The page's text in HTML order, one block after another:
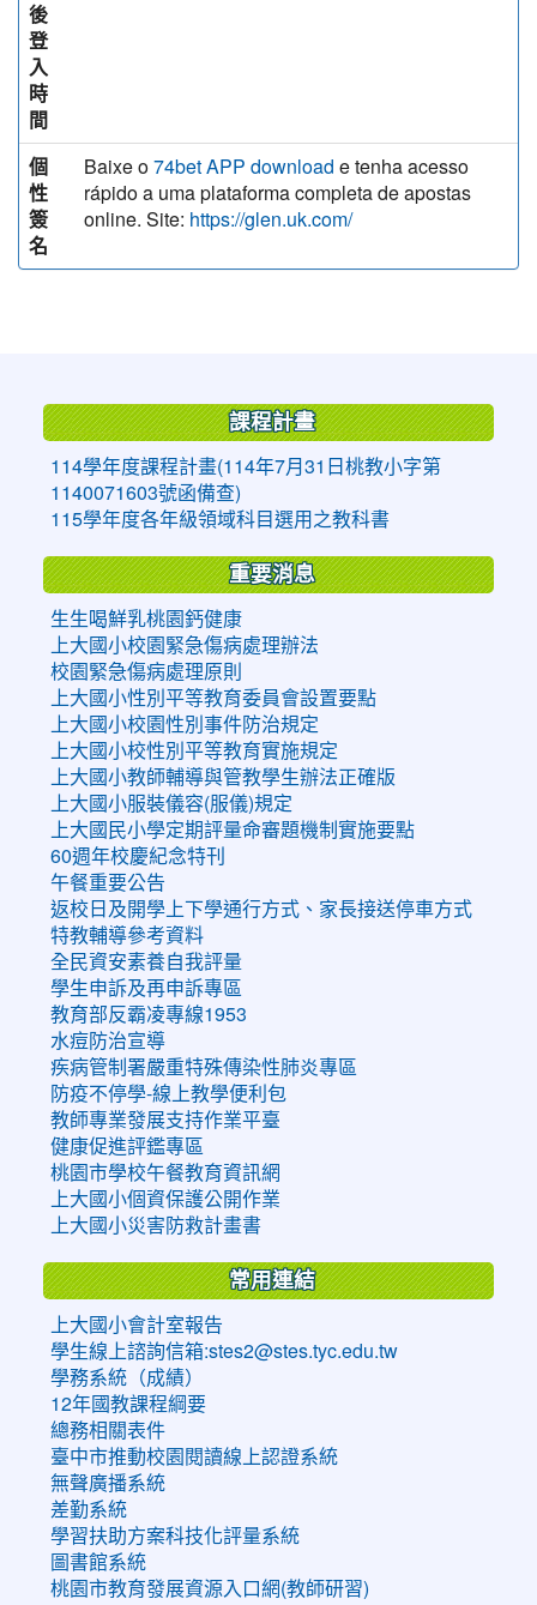
後
登
入
時
間
個
性
簽
名
Baixe o 74bet APP download e tenha acesso
rápido a uma plataforma completa de apostas
online. Site: https://glen.uk.com/
課程計畫
114學年度課程計畫(114年7月31日桃教小字第
1140071603號函備查)
115學年度各年級領域科目選用之教科書
重要消息
生生喝鮮乳桃園鈣健康
上大國小校園緊急傷病處理辦法
校園緊急傷病處理原則
上大國小性別平等教育委員會設置要點
上大國小校園性別事件防治規定
上大國小校性別平等教育實施規定
上大國小教師輔導與管教學生辦法正確版
上大國小服裝儀容(服儀)規定
上大國民小學定期評量命審題機制實施要點
60週年校慶紀念特刊
午餐重要公告
返校日及開學上下學通行方式、家長接送停車方式
特教輔導參考資料
全民資安素養自我評量
學生申訴及再申訴專區
教育部反霸凌專線1953
水痘防治宣導
疾病管制署嚴重特殊傳染性肺炎專區
防疫不停學-線上教學便利包
教師專業發展支持作業平臺
健康促進評鑑專區
桃園市學校午餐教育資訊網
上大國小個資保護公開作業
上大國小災害防救計畫書
常用連結
上大國小會計室報告
學生線上諮詢信箱:stes2@stes.tyc.edu.tw
學務系統（成績）
12年國教課程綱要
總務相關表件
臺中市推動校園閱讀線上認證系統
無聲廣播系統
差勤系統
學習扶助方案科技化評量系統
圖書館系統
桃園市教育發展資源入口網(教師研習)